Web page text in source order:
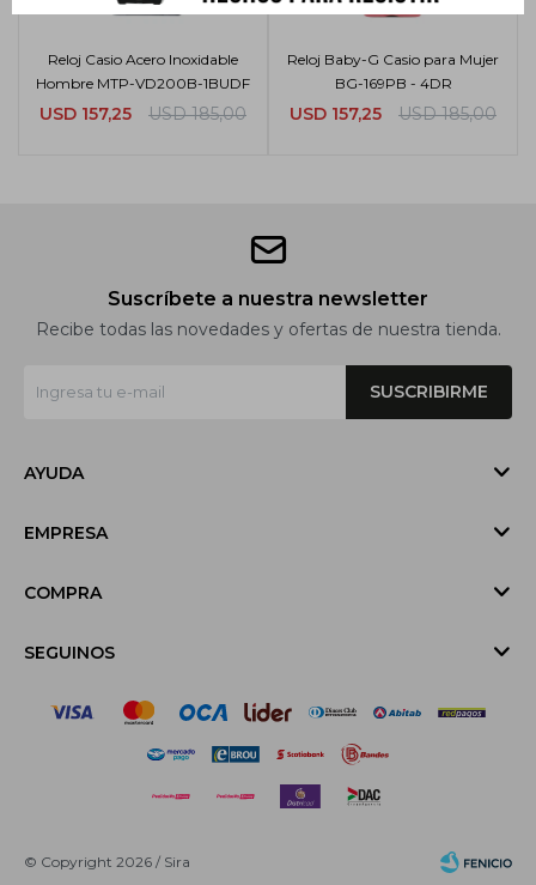
Reloj Casio Acero Inoxidable
Hombre MTP-VD200B-1BUDF
USD 157,25 USD 185,00
Reloj Baby-G Casio para Mujer
BG-169PB - 4DR
USD 157,25 USD 185,00
Suscríbete a nuestra newsletter
Recibe todas las novedades y ofertas de nuestra tienda.
SUSCRIBIRME
AYUDA
EMPRESA
COMPRA
SEGUINOS
© Copyright 2026 / Sira